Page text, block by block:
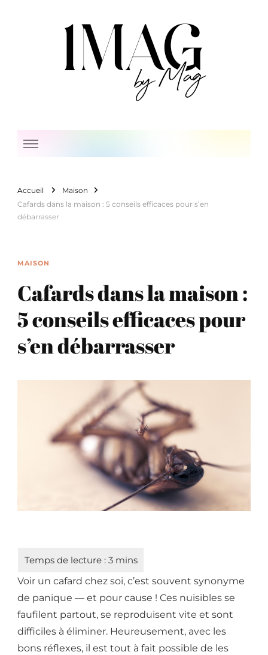
Accueil
Maison
Cafards dans la maison : 5 conseils efficaces pour s’en
débarrasser
MAISON
Cafards dans la maison :
5 conseils efficaces pour
s’en débarrasser
Voir un cafard chez soi, c’est souvent synonyme
de panique — et pour cause ! Ces nuisibles se
faufilent partout, se reproduisent vite et sont
difficiles à éliminer. Heureusement, avec les
bons réflexes, il est tout à fait possible de les